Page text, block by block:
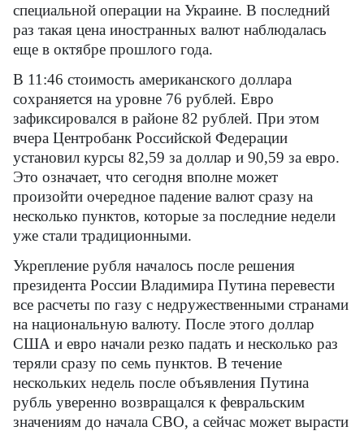
специальной операции на Украине. В последний
раз такая цена иностранных валют наблюдалась
еще в октябре прошлого года.
В 11:46 стоимость американского доллара
сохраняется на уровне 76 рублей. Евро
зафиксировался в районе 82 рублей. При этом
вчера Центробанк Российской Федерации
установил курсы 82,59 за доллар и 90,59 за евро.
Это означает, что сегодня вполне может
произойти очередное падение валют сразу на
несколько пунктов, которые за последние недели
уже стали традиционными.
Укрепление рубля началось после решения
президента России Владимира Путина перевести
все расчеты по газу с недружественными странами
на национальную валюту. После этого доллар
США и евро начали резко падать и несколько раз
теряли сразу по семь пунктов. В течение
нескольких недель после объявления Путина
рубль уверенно возвращался к февральским
значениям до начала СВО, а сейчас может вырасти